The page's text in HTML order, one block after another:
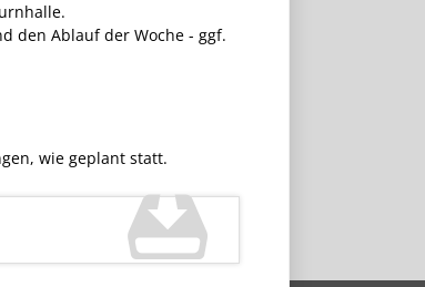
den Ablauf der Woche - ggf.
wie geplant statt.